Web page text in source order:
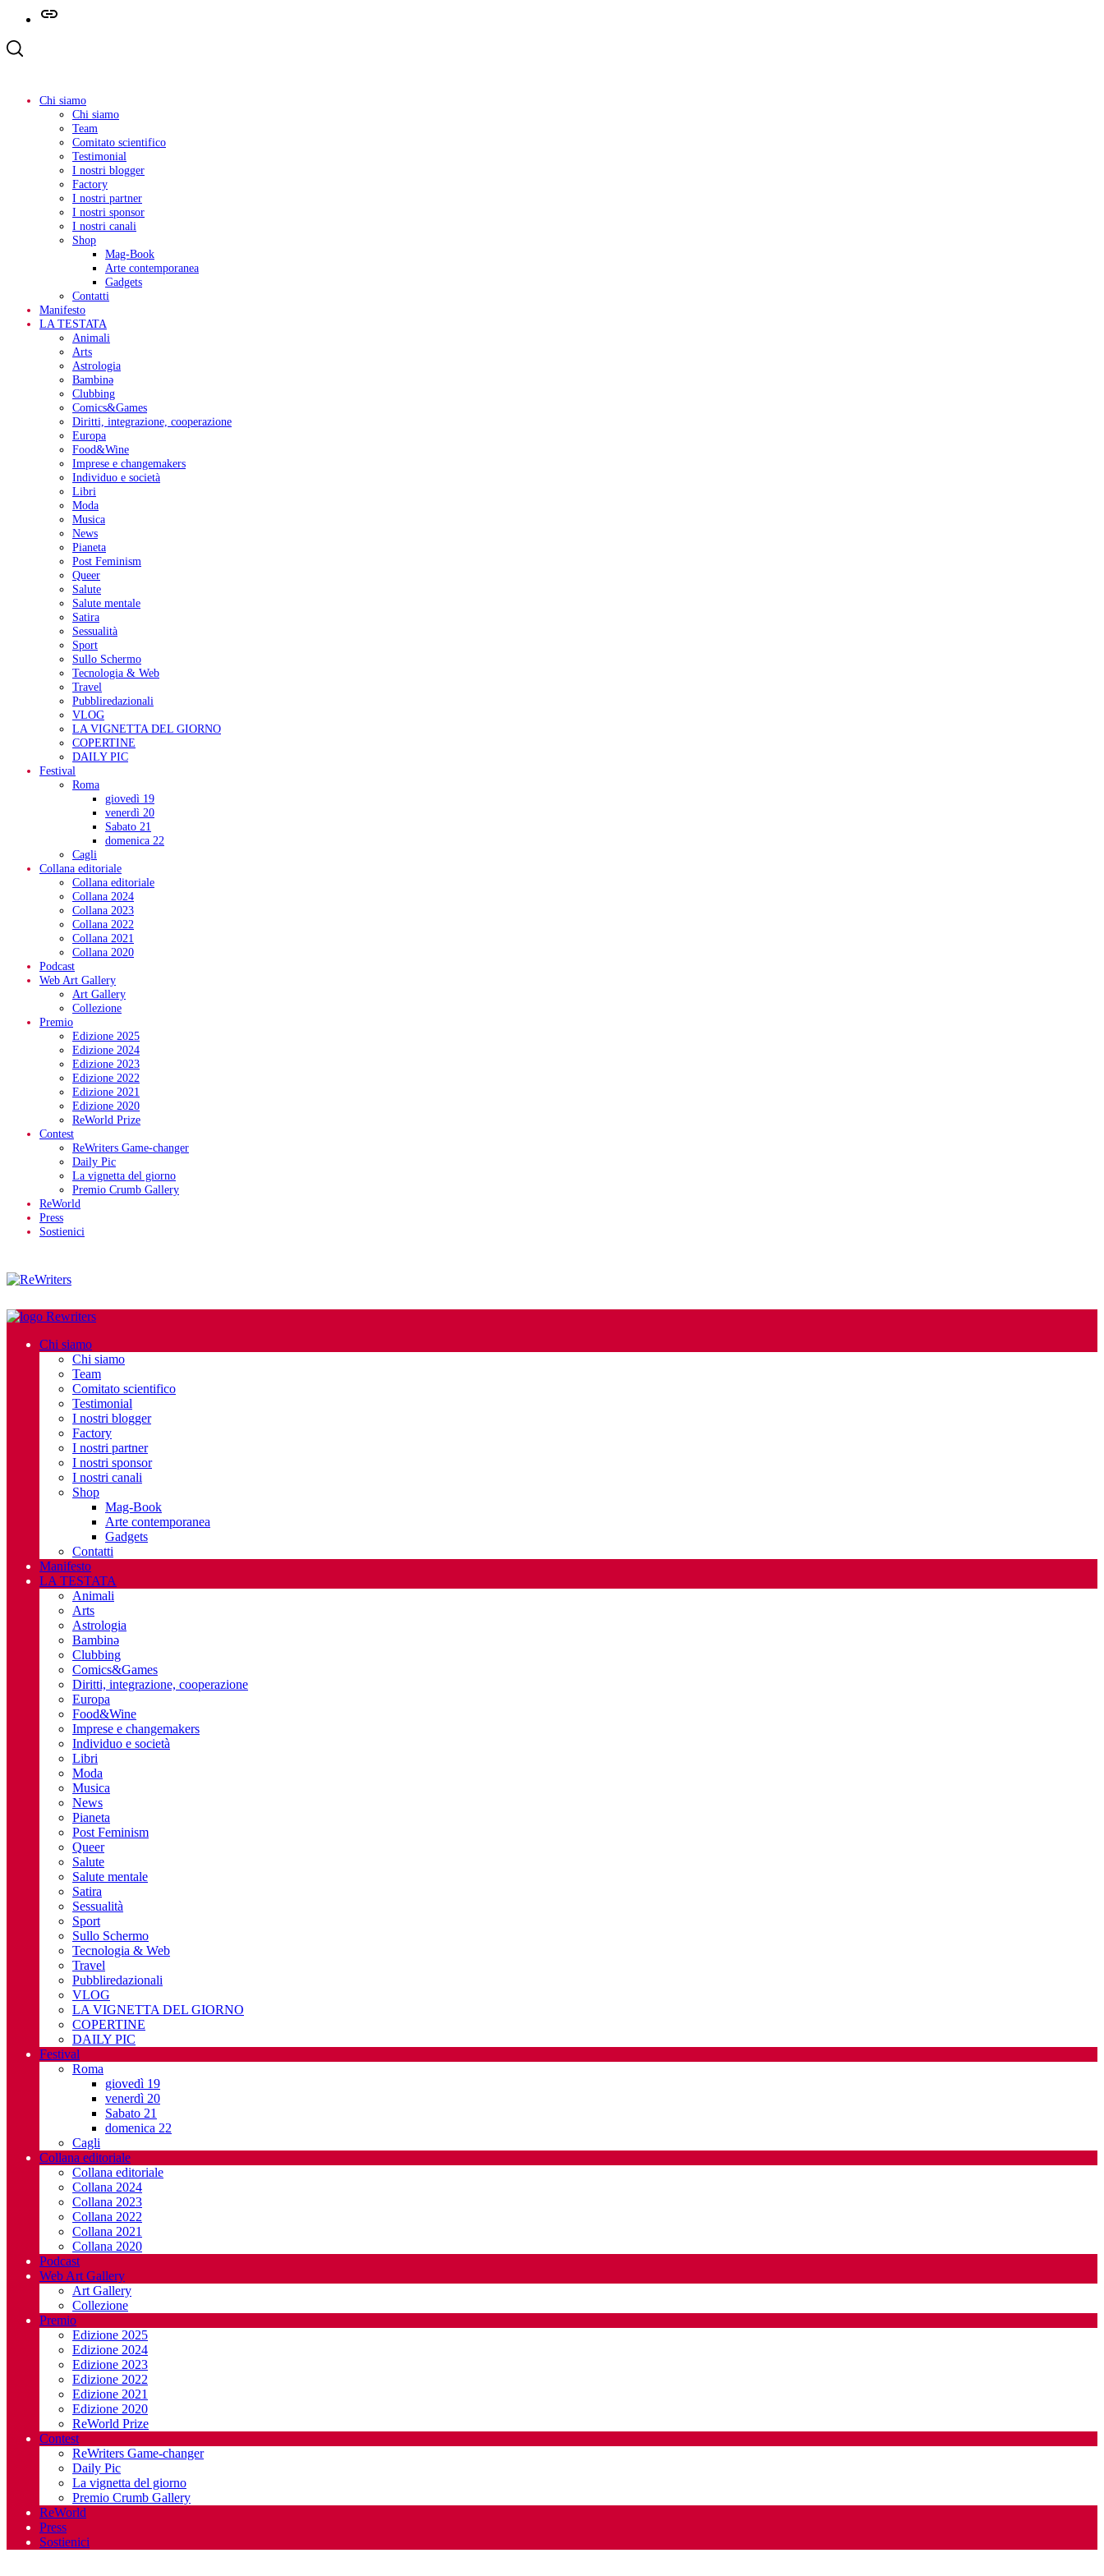
Telegram
Chi siamo
Chi siamo
Team
Comitato scientifico
Testimonial
I nostri blogger
Factory
I nostri partner
I nostri sponsor
I nostri canali
Shop
Mag-Book
Arte contemporanea
Gadgets
Contatti
Manifesto
LA TESTATA
Animali
Arts
Astrologia
Bambinə
Clubbing
Comics&Games
Diritti, integrazione, cooperazione
Europa
Food&Wine
Imprese e changemakers
Individuo e società
Libri
Moda
Musica
News
Pianeta
Post Feminism
Queer
Salute
Salute mentale
Satira
Sessualità
Sport
Sullo Schermo
Tecnologia & Web
Travel
Pubbliredazionali
VLOG
LA VIGNETTA DEL GIORNO
COPERTINE
DAILY PIC
Festival
Roma
giovedì 19
venerdì 20
Sabato 21
domenica 22
Cagli
Collana editoriale
Collana editoriale
Collana 2024
Collana 2023
Collana 2022
Collana 2021
Collana 2020
Podcast
Web Art Gallery
Art Gallery
Collezione
Premio
Edizione 2025
Edizione 2024
Edizione 2023
Edizione 2022
Edizione 2021
Edizione 2020
ReWorld Prize
Contest
ReWriters Game-changer
Daily Pic
La vignetta del giorno
Premio Crumb Gallery
ReWorld
Press
Sostienici
Chi siamo
Chi siamo
Team
Comitato scientifico
Testimonial
I nostri blogger
Factory
I nostri partner
I nostri sponsor
I nostri canali
Shop
Mag-Book
Arte contemporanea
Gadgets
Contatti
Manifesto
LA TESTATA
Animali
Arts
Astrologia
Bambinə
Clubbing
Comics&Games
Diritti, integrazione, cooperazione
Europa
Food&Wine
Imprese e changemakers
Individuo e società
Libri
Moda
Musica
News
Pianeta
Post Feminism
Queer
Salute
Salute mentale
Satira
Sessualità
Sport
Sullo Schermo
Tecnologia & Web
Travel
Pubbliredazionali
VLOG
LA VIGNETTA DEL GIORNO
COPERTINE
DAILY PIC
Festival
Roma
giovedì 19
venerdì 20
Sabato 21
domenica 22
Cagli
Collana editoriale
Collana editoriale
Collana 2024
Collana 2023
Collana 2022
Collana 2021
Collana 2020
Podcast
Web Art Gallery
Art Gallery
Collezione
Premio
Edizione 2025
Edizione 2024
Edizione 2023
Edizione 2022
Edizione 2021
Edizione 2020
ReWorld Prize
Contest
ReWriters Game-changer
Daily Pic
La vignetta del giorno
Premio Crumb Gallery
ReWorld
Press
Sostienici